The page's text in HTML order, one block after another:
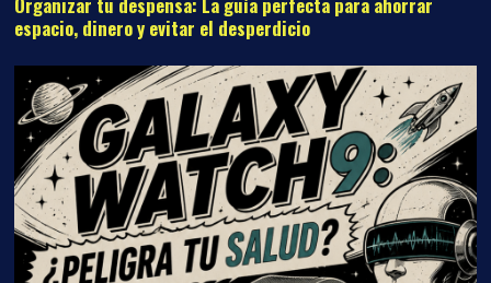
espacio, dinero y evitar el desperdicio